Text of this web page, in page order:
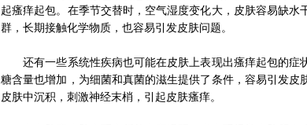
起瘙痒起包。在季节交替时，空气湿度变化大，皮肤容易缺
群，长期接触化学物质，也容易引发皮肤问题。
还有一些系统性疾病也可能在皮肤上表现出瘙痒起包的症
糖含量也增加，为细菌和真菌的滋生提供了条件，容易引发
皮肤中沉积，刺激神经末梢，引起皮肤瘙痒。